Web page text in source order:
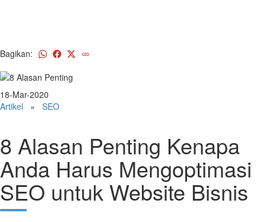
Bagikan:
18-Mar-2020
Artikel » SEO
8 Alasan Penting Kenapa
Anda Harus Mengoptimasi
SEO untuk Website Bisnis